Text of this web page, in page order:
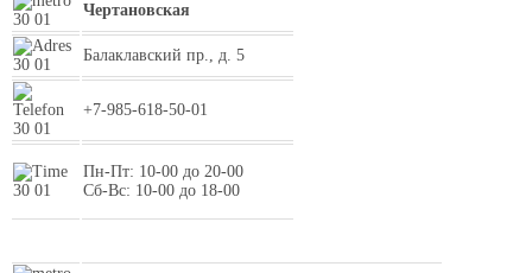
Чертановская
Балаклавский пр., д. 5
+7-985-618-50-01
Пн-Пт: 10-00 до 20-00
Сб-Вс: 10-00 до 18-00